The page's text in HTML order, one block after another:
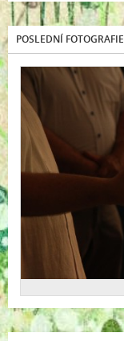
POSLEDNÍ FOTOGRAFIE